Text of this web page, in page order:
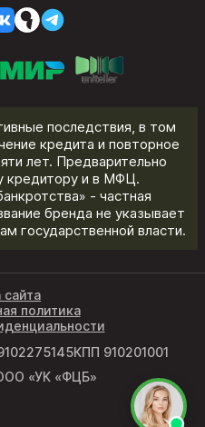
последствия, в том
кредита и повторное
лет. Предварительно
кредитору и в МФЦ.
- частная
бренда не указывает
государственной власти.
КПП 910201001
«УК «ФЦБ»
сайта
политика